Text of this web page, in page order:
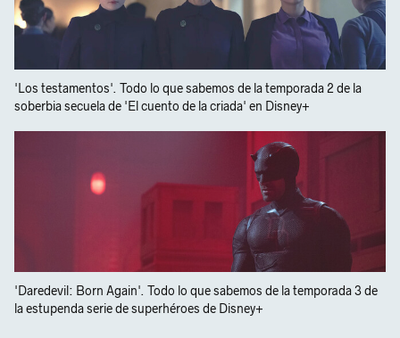
'Los testamentos'. Todo lo que sabemos de la temporada 2 de la
soberbia secuela de 'El cuento de la criada' en Disney+
'Daredevil: Born Again'. Todo lo que sabemos de la temporada 3 de
la estupenda serie de superhéroes de Disney+